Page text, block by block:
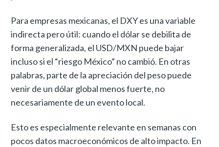
Para empresas mexicanas, el DXY es una variable
indirecta pero útil: cuando el dólar se debilita de
forma generalizada, el USD/MXN puede bajar
incluso si el “riesgo México” no cambió. En otras
palabras, parte de la apreciación del peso puede
venir de un dólar global menos fuerte, no
necesariamente de un evento local.
Esto es especialmente relevante en semanas con
pocos datos macroeconómicos de alto impacto. En